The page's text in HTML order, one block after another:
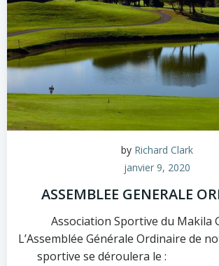
by Richard Clark
janvier 9, 2020
ASSEMBLEE GENERALE
Association Sportive du Makila
L’Assemblée Générale Ordinaire de
sportive se